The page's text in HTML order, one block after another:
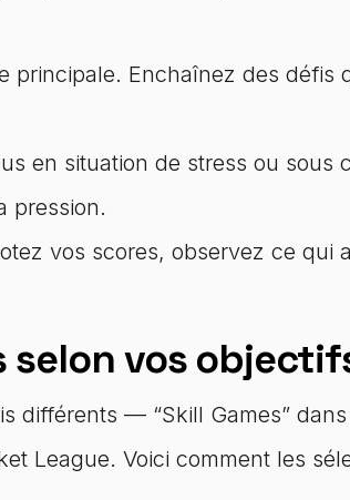
principale. Enchaînez des défis
en situation de stress ou
pression.
vos scores, observez ce qui
selon vos
— “Skill Games”
League. Voici comment les